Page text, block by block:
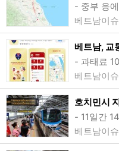
베트남이슈
베트남이슈
베트남이슈